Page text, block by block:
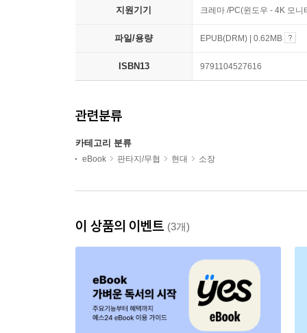
지원기기 크레마 /PC(윈도우 - 4K 모
파일/용량 EPUB(DRM) | 0.62MB
ISBN13 9791104527616
관련분류
카테고리 분류
eBook 판타지/무협 현대 소장
이 상품의 이벤트 (3개)